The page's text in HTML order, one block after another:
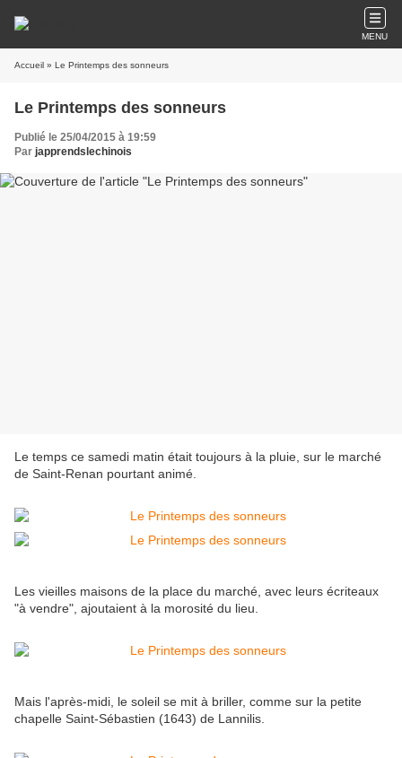
MENU
Accueil » Le Printemps des sonneurs
Le Printemps des sonneurs
Publié le 25/04/2015 à 19:59
Par japprendslechinois
Le temps ce samedi matin était toujours à la pluie, sur le marché
de Saint-Renan pourtant animé.
Les vieilles maisons de la place du marché, avec leurs écriteaux
"à vendre", ajoutaient à la morosité du lieu.
Mais l'après-midi, le soleil se mit à briller, comme sur la petite
chapelle Saint-Sébastien (1643) de Lannilis.